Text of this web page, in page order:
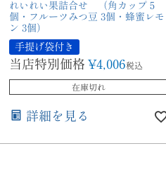
れいれい果詰合せ （角カップ 5
個・フルーツみつ豆 3個・蜂蜜レモ
ン 3個）
手提げ袋付き
当店特別価格 ¥4,006税込
在庫切れ
詳細を見る